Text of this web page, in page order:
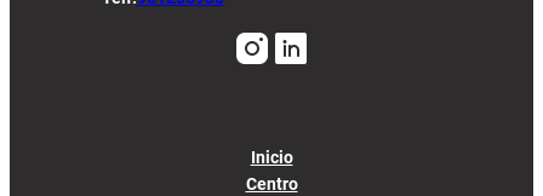
Inicio
Centro